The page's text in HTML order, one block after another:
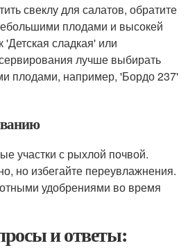
свеклу для салатов, обратите
плодами и высокей
'Детская сладкая' или
лучше выбирать
плодами, например, 'Бордо 237'
участки с рыхлой почвой.
но избегайте переувлажнения.
удобрениями во время
и ответы: